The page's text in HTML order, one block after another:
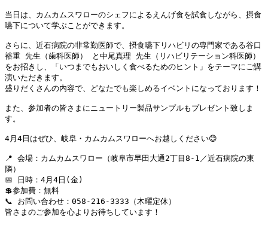
当日は、カムカムスワローのシェフによるえんげ食を試食しながら、摂食
嚥下について学ぶことができます。
さらに、近石病院の非常勤医師で、摂食嚥下リハビリの専門家である谷口
裕重 先生（歯科医師） と中尾真理 先生（リハビリテーション科医師）
をお招きし、「いつまでもおいしく食べるためのヒント」をテーマにご講
演いただきます。
盛りだくさんの内容で、どなたでも楽しめるイベントになっております！
また、参加者の皆さまにニュートリー製品サンプルもプレゼント致しま
す。
4月4日はぜひ、岐阜・カムカムスワローへお越しください😊
📍 会場：カムカムスワロー（岐阜市早田大通2丁目8-1／近石病院の東
隣）
📅 日時：4月4日(金)
💲参加費：無料
📞 お問い合わせ： 058-216-3333 （木曜定休）
皆さまのご参加を心よりお待ちしています！